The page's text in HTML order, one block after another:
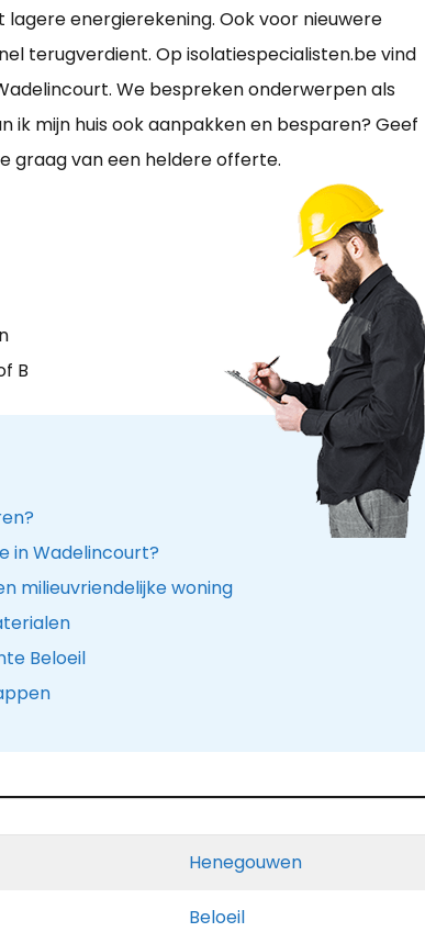
energierekening. Ook voor nieuwere
terugverdient. Op isolatiespecialisten.be vind
We bespreken onderwerpen als
ik mijn huis ook aanpakken en besparen? Geef
graag van een heldere offerte.
B
in Wadelincourt?
milieuvriendelijke woning
Beloeil
Henegouwen
Beloeil